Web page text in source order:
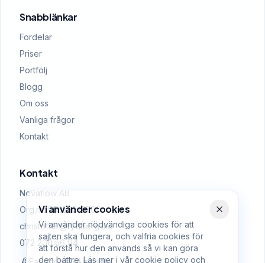
Snabblänkar
Fördelar
Priser
Portfölj
Blogg
Om oss
Vanliga frågor
Kontakt
Kontakt
Novaflow AB
Org.nr: 559522-0509
christoffer@rydberg.me
072 200 56 94
Vi använder cookies
Vi använder nödvändiga cookies för att
sajten ska fungera, och valfria cookies för
att förstå hur den används så vi kan göra
den bättre. Läs mer i vår cookie policy och